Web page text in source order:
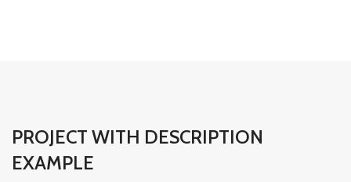
PROJECT WITH DESCRIPTION
EXAMPLE